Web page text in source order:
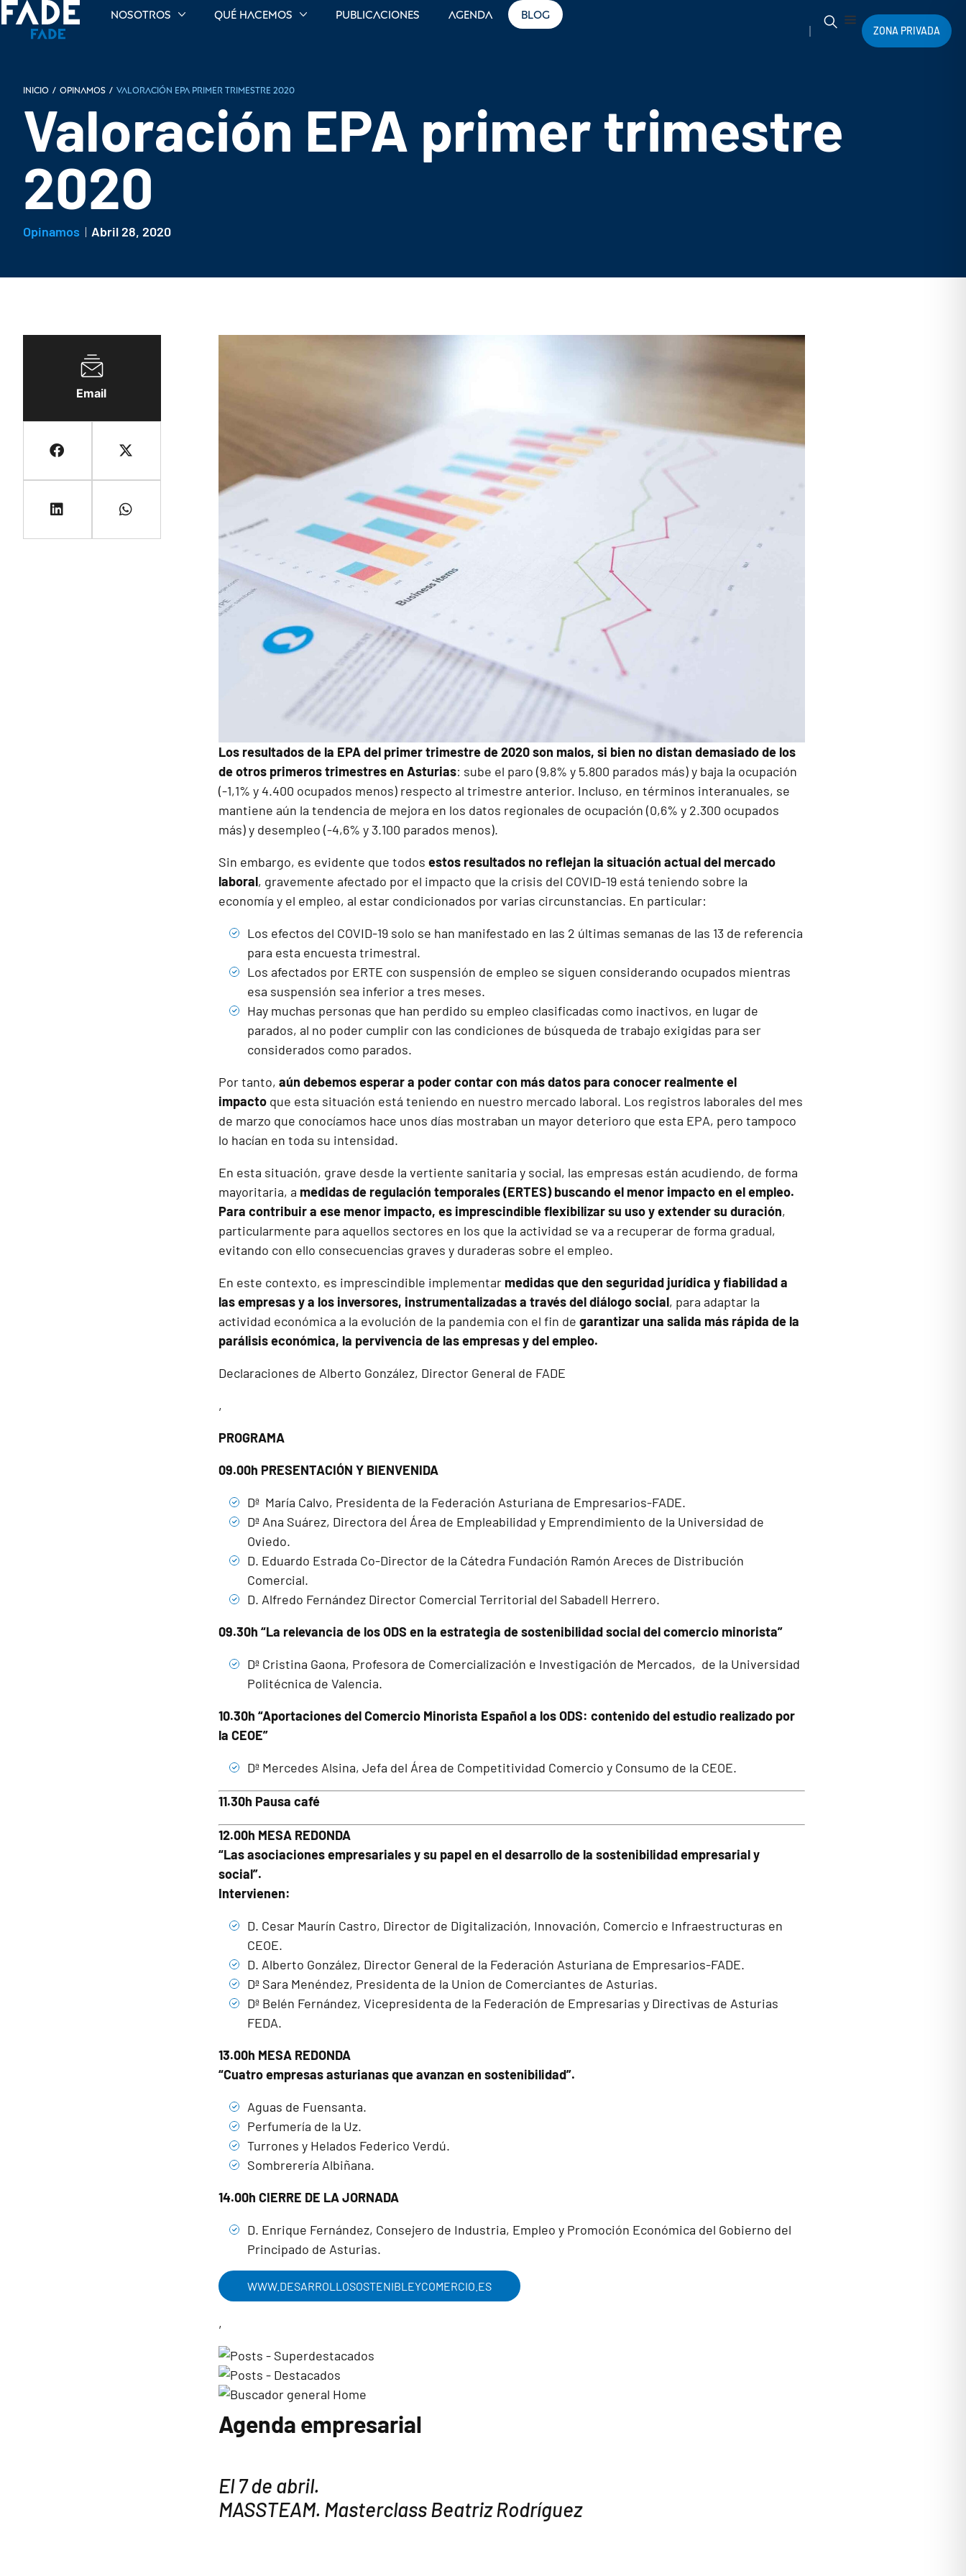
Nosotros Qué hacemos Publicaciones Agenda Blog
ZONA PRIVADA
INICIO / Opinamos / Valoración EPA primer trimestre 2020
Valoración EPA primer trimestre
2020
Opinamos Abril 28, 2020
Email
Los resultados de la EPA del primer trimestre de 2020 son malos, si bien no distan demasiado de los
de otros primeros trimestres en Asturias: sube el paro (9,8% y 5.800 parados más) y baja la ocupación
(-1,1% y 4.400 ocupados menos) respecto al trimestre anterior. Incluso, en términos interanuales, se
mantiene aún la tendencia de mejora en los datos regionales de ocupación (0,6% y 2.300 ocupados
más) y desempleo (-4,6% y 3.100 parados menos).
Sin embargo, es evidente que todos estos resultados no reflejan la situación actual del mercado
laboral, gravemente afectado por el impacto que la crisis del COVID-19 está teniendo sobre la
economía y el empleo, al estar condicionados por varias circunstancias. En particular:
Los efectos del COVID-19 solo se han manifestado en las 2 últimas semanas de las 13 de referencia
para esta encuesta trimestral.
Los afectados por ERTE con suspensión de empleo se siguen considerando ocupados mientras
esa suspensión sea inferior a tres meses.
Hay muchas personas que han perdido su empleo clasificadas como inactivos, en lugar de
parados, al no poder cumplir con las condiciones de búsqueda de trabajo exigidas para ser
considerados como parados.
Por tanto, aún debemos esperar a poder contar con más datos para conocer realmente el
impacto que esta situación está teniendo en nuestro mercado laboral. Los registros laborales del mes
de marzo que conocíamos hace unos días mostraban un mayor deterioro que esta EPA, pero tampoco
lo hacían en toda su intensidad.
En esta situación, grave desde la vertiente sanitaria y social, las empresas están acudiendo, de forma
mayoritaria, a medidas de regulación temporales (ERTES) buscando el menor impacto en el empleo.
Para contribuir a ese menor impacto, es imprescindible flexibilizar su uso y extender su duración,
particularmente para aquellos sectores en los que la actividad se va a recuperar de forma gradual,
evitando con ello consecuencias graves y duraderas sobre el empleo.
En este contexto, es imprescindible implementar medidas que den seguridad jurídica y fiabilidad a
las empresas y a los inversores, instrumentalizadas a través del diálogo social, para adaptar la
actividad económica a la evolución de la pandemia con el fin de garantizar una salida más rápida de la
parálisis económica, la pervivencia de las empresas y del empleo.
Declaraciones de Alberto González, Director General de FADE
,
PROGRAMA
09.00h PRESENTACIÓN Y BIENVENIDA
Dª María Calvo, Presidenta de la Federación Asturiana de Empresarios-FADE.
Dª Ana Suárez, Directora del Área de Empleabilidad y Emprendimiento de la Universidad de
Oviedo.
D. Eduardo Estrada Co-Director de la Cátedra Fundación Ramón Areces de Distribución
Comercial.
D. Alfredo Fernández Director Comercial Territorial del Sabadell Herrero.
09.30h “La relevancia de los ODS en la estrategia de sostenibilidad social del comercio minorista”
Dª Cristina Gaona, Profesora de Comercialización e Investigación de Mercados, de la Universidad
Politécnica de Valencia.
10.30h “Aportaciones del Comercio Minorista Español a los ODS: contenido del estudio realizado por
la CEOE”
Dª Mercedes Alsina, Jefa del Área de Competitividad Comercio y Consumo de la CEOE.
11.30h Pausa café
12.00h MESA REDONDA
“Las asociaciones empresariales y su papel en el desarrollo de la sostenibilidad empresarial y
social”.
Intervienen:
D. Cesar Maurín Castro, Director de Digitalización, Innovación, Comercio e Infraestructuras en
CEOE.
D. Alberto González, Director General de la Federación Asturiana de Empresarios-FADE.
Dª Sara Menéndez, Presidenta de la Union de Comerciantes de Asturias.
Dª Belén Fernández, Vicepresidenta de la Federación de Empresarias y Directivas de Asturias
FEDA.
13.00h MESA REDONDA
“Cuatro empresas asturianas que avanzan en sostenibilidad”.
Aguas de Fuensanta.
Perfumería de la Uz.
Turrones y Helados Federico Verdú.
Sombrerería Albiñana.
14.00h CIERRE DE LA JORNADA
D. Enrique Fernández, Consejero de Industria, Empleo y Promoción Económica del Gobierno del
Principado de Asturias.
WWW.DESARROLLOSOSTENIBLEYCOMERCIO.ES
,
Agenda empresarial
El 7 de abril.
MASSTEAM. Masterclass Beatriz Rodríguez